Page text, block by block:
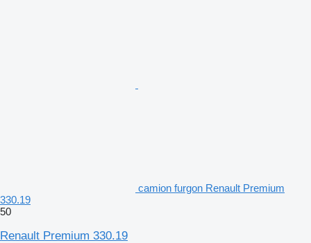
camion furgon Renault Premium
330.19
50
Renault Premium 330.19